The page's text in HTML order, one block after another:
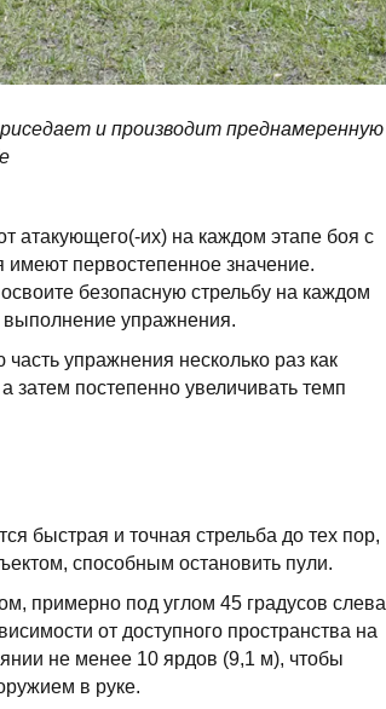
и производит преднамеренную
атакующего(-их) на каждом этапе боя с
имеют первостепенное значение.
безопасную стрельбу на каждом
упражнения.
упражнения несколько раз как
затем постепенно увеличивать темп
быстрая и точная стрельба до тех пор,
способным остановить пули.
примерно под углом 45 градусов слева
от доступного пространства на
не менее 10 ярдов (9,1 м), чтобы
в руке.